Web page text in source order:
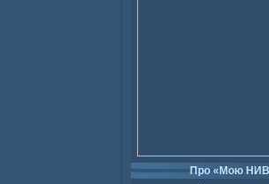
Про «Мою